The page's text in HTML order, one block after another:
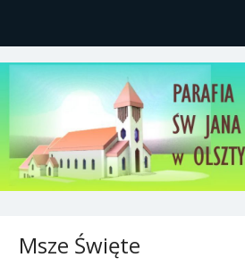
Parafia św,
Gutkowo, ul. Żółkiewskiego 1
Msze Święte